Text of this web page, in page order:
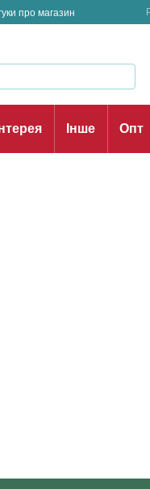
про магазин
Інше Опт